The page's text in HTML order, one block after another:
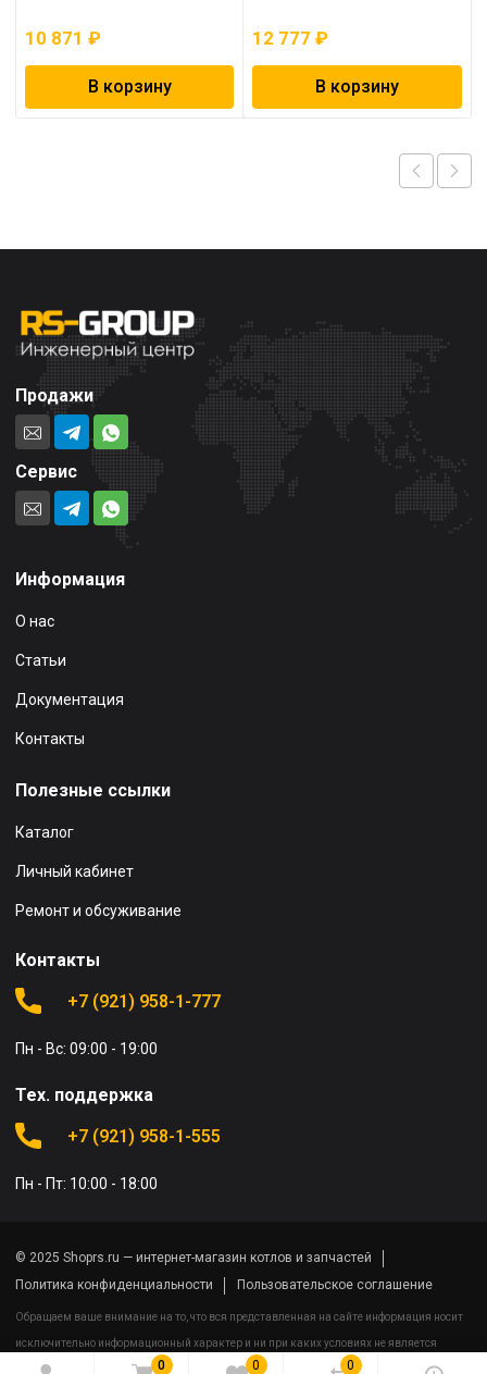
0 0 0
10 871 ₽
В корзину
12 777₽
В корзину
Продажи
Сервис
Информация
О нас
Статьи
Документация
Контакты
Полезные ссылки
Каталог
Личный кабинет
Ремонт и обсуживание
Контакты
+7 (921) 958-1-777
Пн - Вс: 09:00 - 19:00
Тех. поддержка
+7 (921) 958-1-555
Пн - Пт: 10:00 - 18:00
© 2025 Shoprs.ru — интернет-магазин котлов и запчастей
Политика конфиденциальности
Пользовательское соглашение
Обращаем ваше внимание на то, что вся представленная на сайте информация носит
исключительно информационный характер и ни при каких условиях не является
публичной офертой определяемой положениями Статьи 437(2) Гражданского кодекса